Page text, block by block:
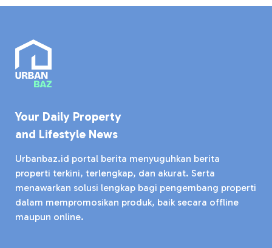
Your Daily Property
and Lifestyle News
Urbanbaz.id portal berita menyuguhkan berita
properti terkini, terlengkap, dan akurat. Serta
menawarkan solusi lengkap bagi pengembang properti
dalam mempromosikan produk, baik secara offline
maupun online.